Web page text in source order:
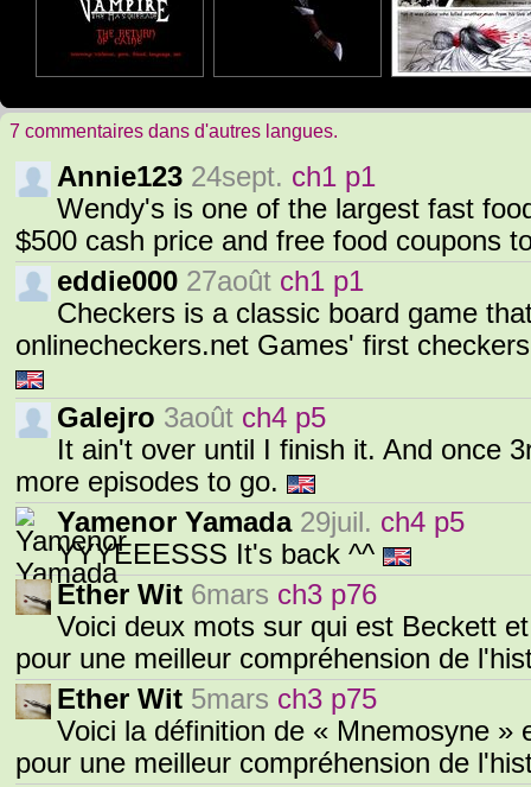
7 commentaires dans d'autres langues.
Annie123 24sept. ch1 p1
Wendy's is one of the largest fast
$500 cash price and free food coupons
eddie000 27août ch1 p1
Checkers is a classic board game
onlinecheckers.net Games' first
Galejro 3août ch4 p5
It ain't over until I finish it. And once
more episodes to go.
Yamenor Yamada 29juil. ch4 p5
YYYEEESSS It's back ^^
Ether Wit 6mars ch3 p76
Voici deux mots sur qui est Beckett
pour une meilleur compréhension de
Ether Wit 5mars ch3 p75
Voici la définition de « Mnemosyne »
pour une meilleur compréhension de